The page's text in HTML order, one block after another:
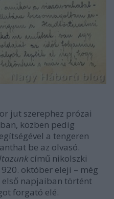
jut szerephez prózai
közben pedig
a tengeren
be az olvasó.
című nikolszki
október eleji – még
első napjaiban történt
forgató elé.